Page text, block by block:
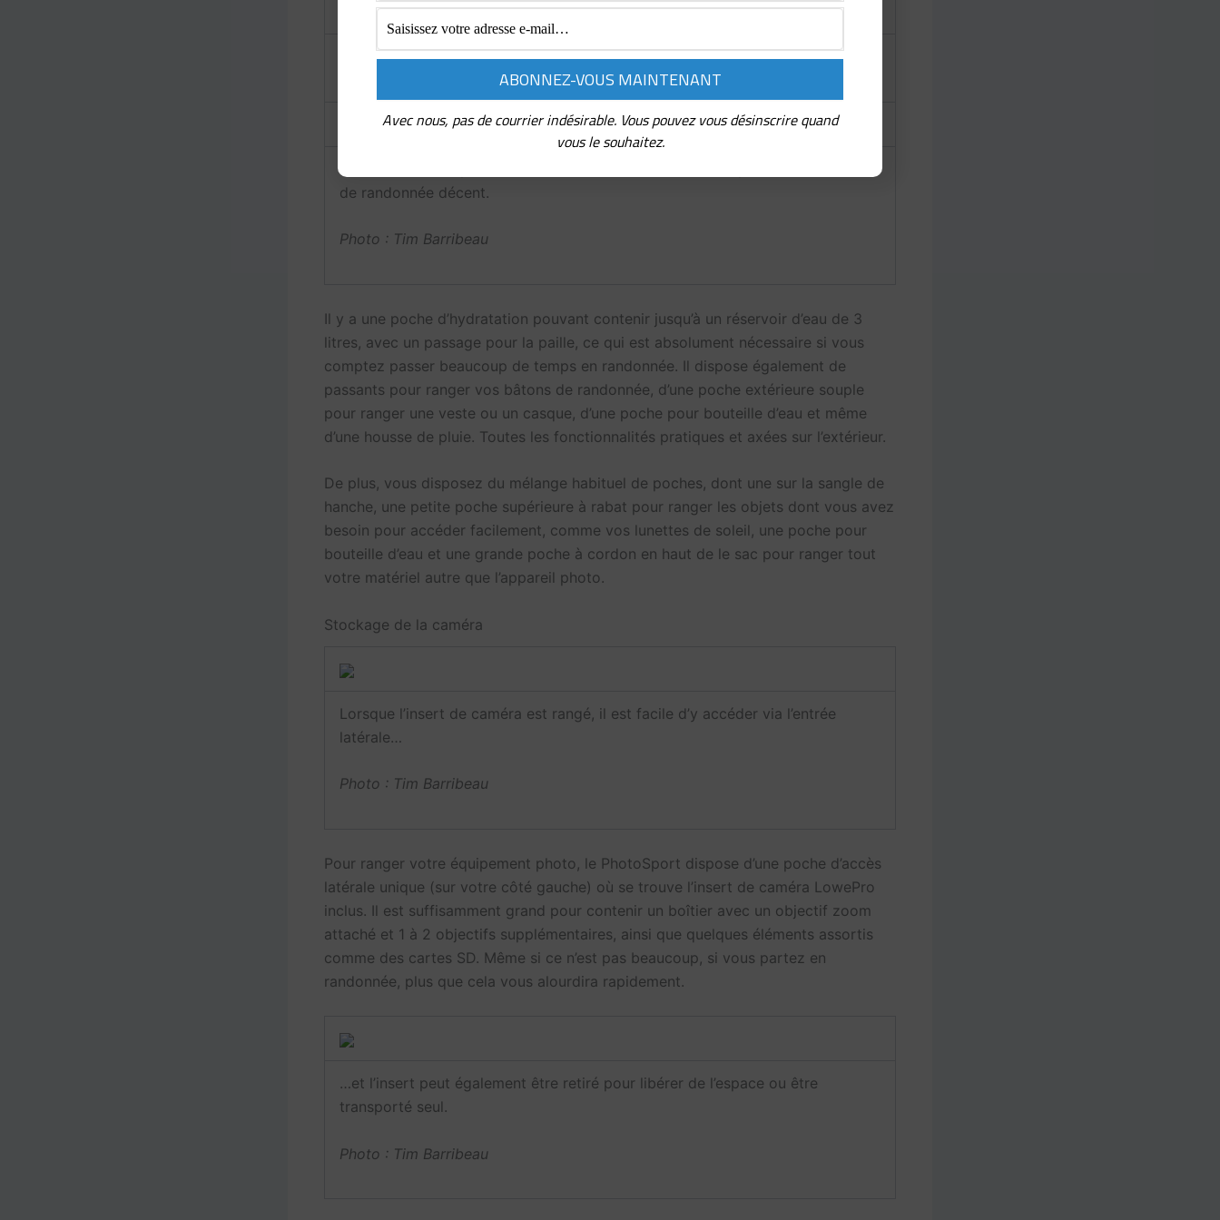
La poche d’hydratation (qui peut doubler pour les ordinateurs portables à la
de randonnée décent.
Photo : Tim Barribeau
Il y a une poche d’hydratation pouvant contenir jusqu’à un réservoir d’eau de 3
litres, avec un passage pour la paille, ce qui est absolument nécessaire si vous
comptez passer beaucoup de temps en randonnée. Il dispose également de
passants pour ranger vos bâtons de randonnée, d’une poche extérieure souple
pour ranger une veste ou un casque, d’une poche pour bouteille d’eau et même
d’une housse de pluie. Toutes les fonctionnalités pratiques et axées sur l’extérieur.
De plus, vous disposez du mélange habituel de poches, dont une sur la sangle de
hanche, une petite poche supérieure à rabat pour ranger les objets dont vous avez
besoin pour accéder facilement, comme vos lunettes de soleil, une poche pour
bouteille d’eau et une grande poche à cordon en haut de le sac pour ranger tout
votre matériel autre que l’appareil photo.
Stockage de la caméra
Lorsque l’insert de caméra est rangé, il est facile d’y accéder via l’entrée
latérale…
Photo : Tim Barribeau
Pour ranger votre équipement photo, le PhotoSport dispose d’une poche d’accès
latérale unique (sur votre côté gauche) où se trouve l’insert de caméra LowePro
inclus. Il est suffisamment grand pour contenir un boîtier avec un objectif zoom
attaché et 1 à 2 objectifs supplémentaires, ainsi que quelques éléments assortis
comme des cartes SD. Même si ce n’est pas beaucoup, si vous partez en
randonnée, plus que cela vous alourdira rapidement.
…et l’insert peut également être retiré pour libérer de l’espace ou être
transporté seul.
Photo : Tim Barribeau
Avec nous, pas de courrier indésirable. Vous pouvez vous désinscrire quand
vous le souhaitez.